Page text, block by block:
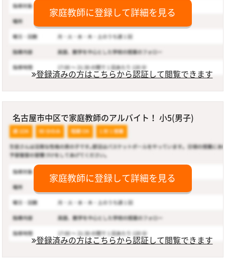
家庭教師に登録して詳細を見る
登録済みの方はこちらから認証して閲覧できます
名古屋市中区で家庭教師のアルバイト！ 小5(男子)
家庭教師に登録して詳細を見る
登録済みの方はこちらから認証して閲覧できます